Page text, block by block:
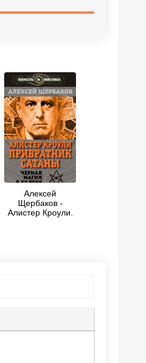
Алексей
Щербаков -
Алистер Кроули.